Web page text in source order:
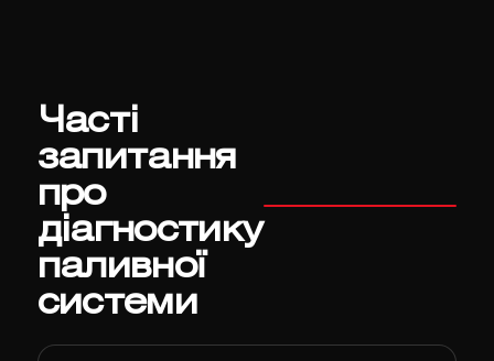
Часті
запитання
про
діагностику
паливної
системи